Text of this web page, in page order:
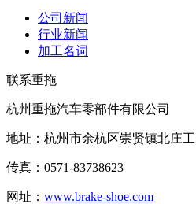
公司新闻
行业新闻
加工名词
联系重拖
杭州重拖汽车零部件有限公司
地址：杭州市余杭区崇贤镇北庄
传真：0571-83738623
网址： www.brake-shoe.com